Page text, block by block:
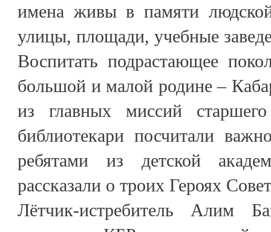
имена живы в памяти
улицы, площади, учебные
Воспитать подрастающее
большой и малой родине –
из главных миссий
библиотекари посчитали
ребятами из детской
рассказали о троих Героях
Лётчик-истребитель Алим